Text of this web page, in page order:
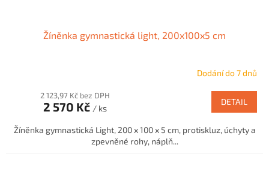
Žíněnka gymnastická light, 200x100x5 cm
Dodání do 7 dnů
2 123,97 Kč bez DPH
2 570 Kč / ks
DETAIL
Žíněnka gymnastická Light, 200 x 100 x 5 cm, protiskluz, úchyty a
zpevněné rohy, náplň...